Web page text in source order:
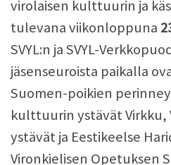
virolaisen kulttuurin ja
tulevana viikonloppuna
SVYL:n ja SVYL-
jäsenseuroista paikalla
Suomen-poikien
kulttuurin ystävät
ystävät ja Eestikeelse
Vironkielisen Opetuksen